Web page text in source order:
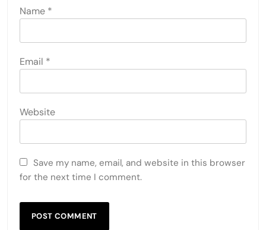
Name *
Email *
Website
Save my name, email, and website in this browser
for the next time I comment.